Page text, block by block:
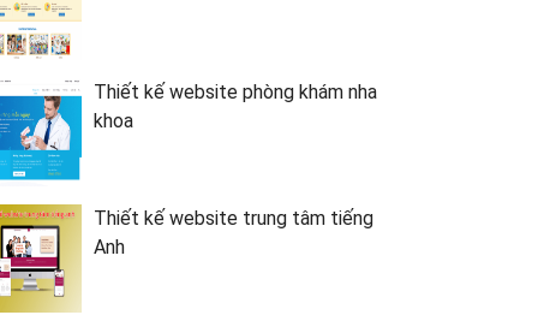
Thiết kế website phòng khám nha
khoa
Thiết kế website trung tâm tiếng
Anh